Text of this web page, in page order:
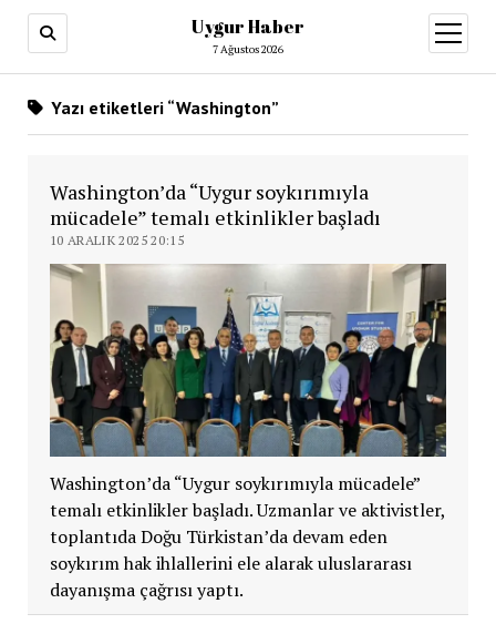
Uygur Haber
7 Ağustos 2026
aç
Yazı etiketleri “Washington”
Washington’da “Uygur soykırımıyla
mücadele” temalı etkinlikler başladı
10 ARALIK 2025 20:15
Washington’da “Uygur soykırımıyla mücadele”
temalı etkinlikler başladı. Uzmanlar ve aktivistler,
toplantıda Doğu Türkistan’da devam eden
soykırım hak ihlallerini ele alarak uluslararası
dayanışma çağrısı yaptı.